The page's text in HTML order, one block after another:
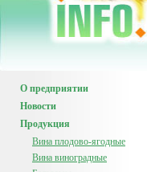
О предприятии
Новости
Продукция
Вина плодово-ягодные
Вина виноградные